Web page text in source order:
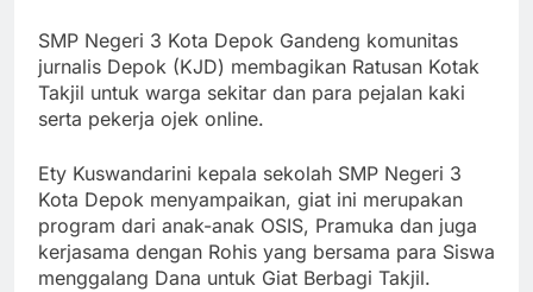
SMP Negeri 3 Kota Depok Gandeng komunitas
jurnalis Depok (KJD) membagikan Ratusan Kotak
Takjil untuk warga sekitar dan para pejalan kaki
serta pekerja ojek online.
Ety Kuswandarini kepala sekolah SMP Negeri 3
Kota Depok menyampaikan, giat ini merupakan
program dari anak-anak OSIS, Pramuka dan juga
kerjasama dengan Rohis yang bersama para Siswa
menggalang Dana untuk Giat Berbagi Takjil.